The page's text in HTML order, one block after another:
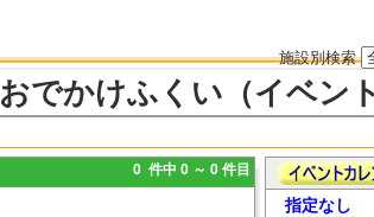
施設別検索
おでかけふくい（イベン
0 件中 0 ～ 0 件目
指定なし